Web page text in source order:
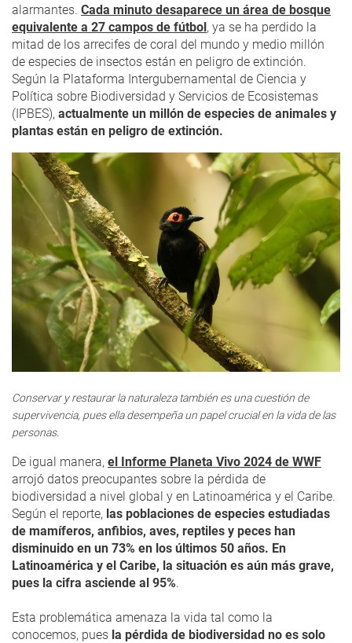
alarmantes. Cada minuto desaparece un área de bosque
equivalente a 27 campos de fútbol, ya se ha perdido la
mitad de los arrecifes de coral del mundo y medio millón
de especies de insectos están en peligro de extinción.
Según la Plataforma Intergubernamental de Ciencia y
Política sobre Biodiversidad y Servicios de Ecosistemas
(IPBES), actualmente un millón de especies de animales y
plantas están en peligro de extinción.
Conservar y restaurar la naturaleza también es una cuestión de
supervivencia, pues ella desempeña un papel crucial en la vida de las
personas.
De igual manera, el Informe Planeta Vivo 2024 de WWF
arrojó datos preocupantes sobre la pérdida de
biodiversidad a nivel global y en Latinoamérica y el Caribe.
Según el reporte, las poblaciones de especies estudiadas
de mamíferos, anfibios, aves, reptiles y peces han
disminuido en un 73% en los últimos 50 años. En
Latinoamérica y el Caribe, la situación es aún más grave,
pues la cifra asciende al 95%.
Esta problemática amenaza la vida tal como la
conocemos, pues la pérdida de biodiversidad no es solo